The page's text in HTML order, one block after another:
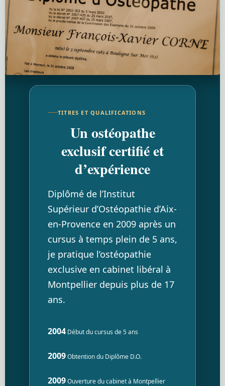
TITRES ET QUALIFICATIONS
Un ostéopathe
exclusif certifié et
d’expérience
Diplômé de l’Institut
Supérieur d’Ostéopathie d’Aix-
en-Provence en 2009 après un
cursus à temps plein de 5 ans,
je pratique l’ostéopathie
exclusive en cabinet libéral à
Montpellier depuis plus de 17
ans.
2004 Début du cursus de 5 ans
2009Obtention du Diplôme D.O.
2009Ouverture du cabinet à Montpellier